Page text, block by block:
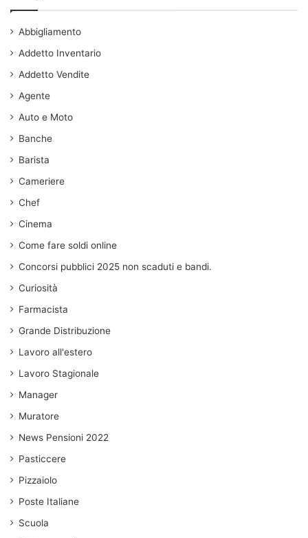
Abbigliamento
Addetto Inventario
Addetto Vendite
Agente
Auto e Moto
Banche
Barista
Cameriere
Chef
Cinema
Come fare soldi online
Concorsi pubblici 2025 non scaduti e bandi.
Curiosità
Farmacista
Grande Distribuzione
Lavoro all'estero
Lavoro Stagionale
Manager
Muratore
News Pensioni 2022
Pasticcere
Pizzaiolo
Poste Italiane
Scuola